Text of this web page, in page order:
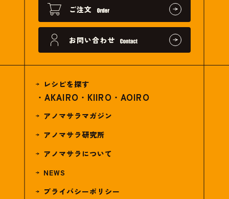
ご注文
お問い合わせ
レシピを探す
AKAIRO KIIRO AOIRO
アノマサラマガジン
アノマサラ研究所
アノマサラについて
NEWS
プライバシーポリシー